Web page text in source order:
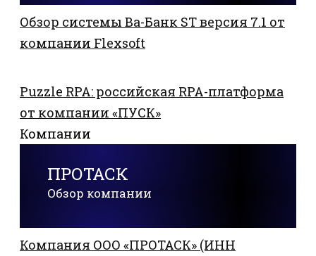
Обзор системы Ва-Банк ST версия 7.1 от
компании Flexsoft
Puzzle RPA: российская RPA-платформа
от компании «ПУСК»
Компании
ПРОТАСК
Обзор компании
Компания ООО «ПРОТАСК» (ИНН